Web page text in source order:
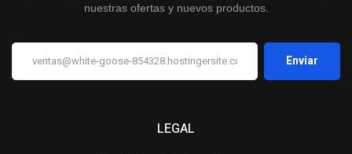
LEGAL
nuestras ofertas y nuevos productos.